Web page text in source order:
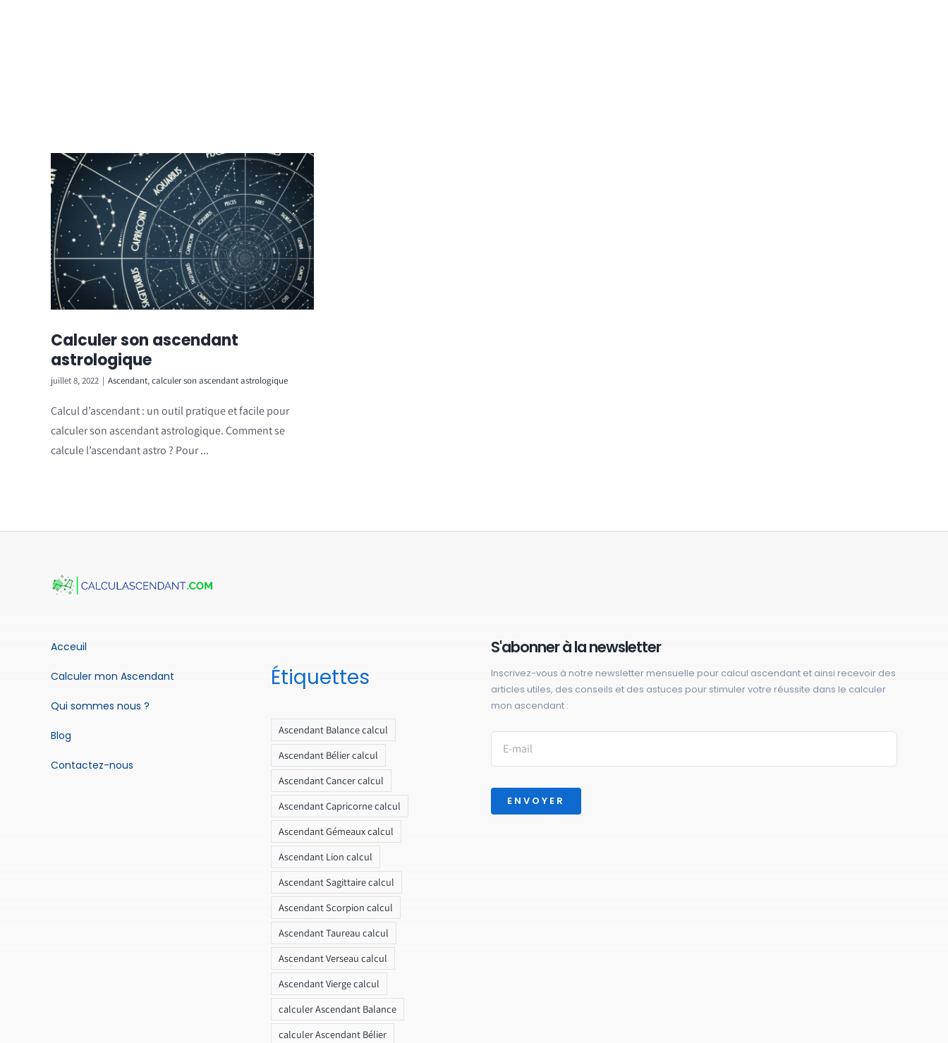
Calculer son ascendant
astrologique
juillet 8, 2022 | Ascendant,calculer son ascendant astrologique
Calcul d’ascendant : un outil pratique et facile pour
calculer son ascendant astrologique. Comment se
calcule l’ascendant astro ? Pour ...
Acceuil
Calculer mon Ascendant
Qui sommes nous ?
Blog
Contactez-nous
Étiquettes
Ascendant Balance calcul
Ascendant Bélier calcul
Ascendant Cancer calcul
Ascendant Capricorne calcul
Ascendant Gémeaux calcul
Ascendant Lion calcul
Ascendant Sagittaire calcul
Ascendant Scorpion calcul
Ascendant Taureau calcul
Ascendant Verseau calcul
Ascendant Vierge calcul
calculer Ascendant Balance
calculer Ascendant Bélier
S'abonner à la newsletter
Inscrivez-vous à notre newsletter mensuelle pour calcul ascendant et ainsi recevoir des
articles utiles, des conseils et des astuces pour stimuler votre réussite dans le calculer
mon ascendant :
ENVOYER